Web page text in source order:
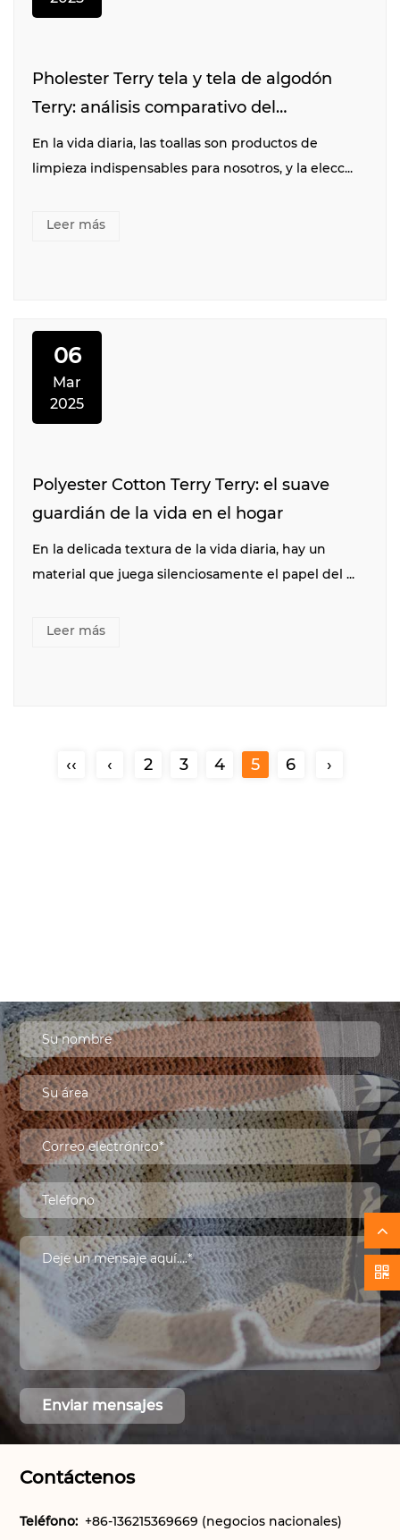
Pholester Terry tela y tela de algodón
Terry: análisis comparativo del
rendimiento de absorción de agua
En la vida diaria, las toallas son productos de
limpieza indispensables para nosotros, y la elecc...
Leer más
06
Mar
2025
Polyester Cotton Terry Terry: el suave
guardián de la vida en el hogar
En la delicada textura de la vida diaria, hay un
material que juega silenciosamente el papel del ...
Leer más
‹‹ ‹ 2 3 4 5 6 ›
Contáctenos
Teléfono: +86-136215369669 (negocios nacionales)